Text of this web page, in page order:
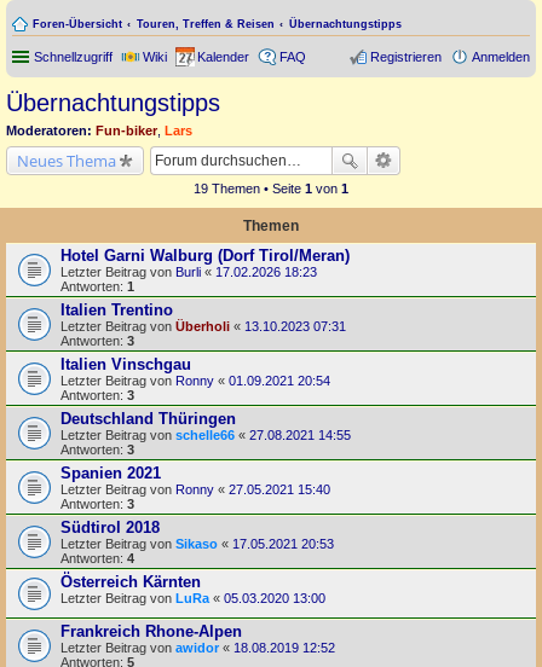
Foren-Übersicht Touren, Treffen & Reisen Übernachtungstipps
Schnellzugriff Wiki Kalender FAQ Anmelden
Registrieren
Übernachtungstipps
Moderatoren: Fun-biker, Lars
Neues Thema
19 Themen • Seite 1 von 1
Themen
Hotel Garni Walburg (Dorf Tirol/Meran)
Letzter Beitrag von Burli « 17.02.2026 18:23
Antworten: 1
Italien Trentino
Letzter Beitrag von Überholi « 13.10.2023 07:31
Antworten: 3
Italien Vinschgau
Letzter Beitrag von Ronny « 01.09.2021 20:54
Antworten: 3
Deutschland Thüringen
Letzter Beitrag von schelle66 « 27.08.2021 14:55
Antworten: 3
Spanien 2021
Letzter Beitrag von Ronny « 27.05.2021 15:40
Antworten: 3
Südtirol 2018
Letzter Beitrag von Sikaso « 17.05.2021 20:53
Antworten: 4
Österreich Kärnten
Letzter Beitrag von LuRa « 05.03.2020 13:00
Frankreich Rhone-Alpen
Letzter Beitrag von awidor « 18.08.2019 12:52
Antworten: 5